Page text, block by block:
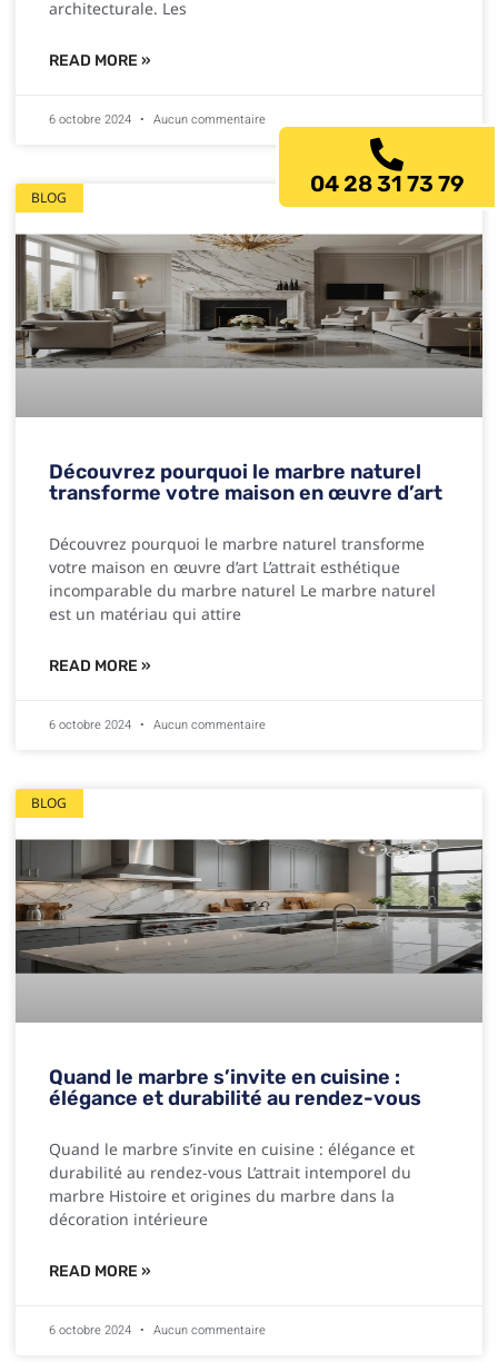
architecturale. Les
READ MORE »
6 octobre 2024 Aucun commentaire
BLOG
Découvrez pourquoi le marbre naturel
transforme votre maison en œuvre d’art
Découvrez pourquoi le marbre naturel transforme
votre maison en œuvre d’art L’attrait esthétique
incomparable du marbre naturel Le marbre naturel
est un matériau qui attire
READ MORE »
6 octobre 2024 Aucun commentaire
BLOG
Quand le marbre s’invite en cuisine :
élégance et durabilité au rendez-vous
Quand le marbre s’invite en cuisine : élégance et
durabilité au rendez-vous L’attrait intemporel du
marbre Histoire et origines du marbre dans la
décoration intérieure
READ MORE »
6 octobre 2024 Aucun commentaire
04 28 31 73 79